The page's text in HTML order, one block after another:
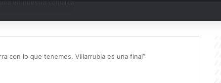
con lo que tenemos, Villarrubia es una final”